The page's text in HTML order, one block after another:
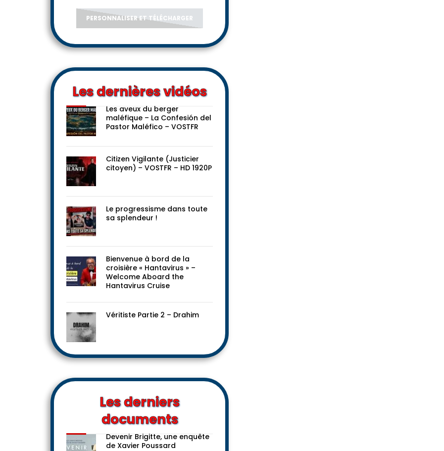
PERSONNALISER ET TÉLÉCHARGER
Les dernières vidéos
Les aveux du berger
maléfique – La Confesión del
Pastor Maléfico – VOSTFR
Citizen Vigilante (Justicier
citoyen) – VOSTFR – HD 1920P
Le progressisme dans toute
sa splendeur !
Bienvenue à bord de la
croisière « Hantavirus » –
Welcome Aboard the
Hantavirus Cruise
Véritiste Partie 2 – Drahim
Les derniers
documents
Devenir Brigitte, une enquête
de Xavier Poussard